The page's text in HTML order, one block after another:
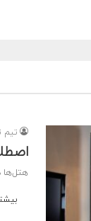
تیم
هتل‌ها